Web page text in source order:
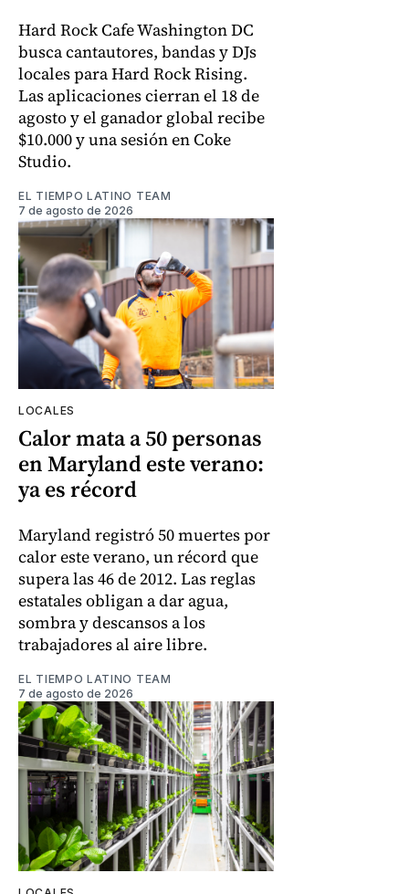
Hard Rock Cafe Washington DC
busca cantautores, bandas y DJs
locales para Hard Rock Rising.
Las aplicaciones cierran el 18 de
agosto y el ganador global recibe
$10.000 y una sesión en Coke
Studio.
EL TIEMPO LATINO TEAM
7 de agosto de 2026
LOCALES
Calor mata a 50 personas
en Maryland este verano:
ya es récord
Maryland registró 50 muertes por
calor este verano, un récord que
supera las 46 de 2012. Las reglas
estatales obligan a dar agua,
sombra y descansos a los
trabajadores al aire libre.
EL TIEMPO LATINO TEAM
7 de agosto de 2026